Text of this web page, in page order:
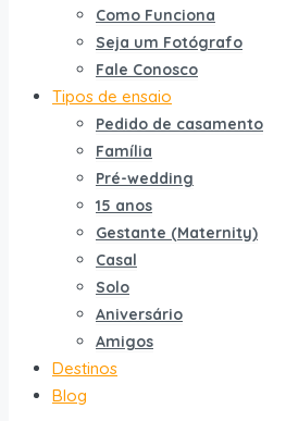
Como Funciona
Seja um Fotógrafo
Fale Conosco
Tipos de ensaio
Pedido de casamento
Família
Pré-wedding
15 anos
Gestante (Maternity)
Casal
Solo
Aniversário
Amigos
Destinos
Blog